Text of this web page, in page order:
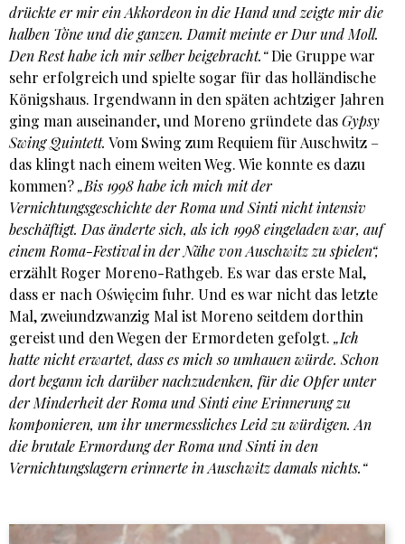
drückte er mir ein Akkordeon in die Hand und zeigte mir die
halben Töne und die ganzen. Damit meinte er Dur und Moll.
Den Rest habe ich mir selber beigebracht.“Die Gruppe war
sehr erfolgreich und spielte sogar für das holländische
Königshaus. Irgendwann in den späten achtziger Jahren
ging man auseinander, und Moreno gründete dasGypsy
Swing Quintett. Vom Swing zum Requiem für Auschwitz –
das klingt nach einem weiten Weg. Wie konnte es dazu
kommen?„Bis 1998 habe ich mich mit der
Vernichtungsgeschichte der Roma und Sinti nicht intensiv
beschäftigt. Das änderte sich, als ich 1998 eingeladen war, auf
einem Roma-Festival in der Nähe von Auschwitz zu spielen“,
erzählt Roger Moreno-Rathgeb. Es war das erste Mal,
dass er nach Oświęcim fuhr. Und es war nicht das letzte
Mal, zweiundzwanzig Mal ist Moreno seitdem dorthin
gereist und den Wegen der Ermordeten gefolgt. „Ich
hatte nicht erwartet, dass es mich so umhauen würde. Schon
dort begann ich darüber nachzudenken, für die Opfer unter
der Minderheit der Roma und Sinti eine Erinnerung zu
komponieren, um ihr unermessliches Leid zu würdigen. An
die brutale Ermordung der Roma und Sinti in den
Vernichtungslagern erinnerte in Auschwitz damals nichts.“